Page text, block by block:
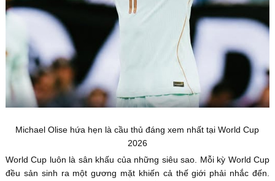
Michael Olise hứa hẹn là cầu thủ đáng xem nhất tại World Cup
2026
World Cup luôn là sân khấu của những siêu sao. Mỗi kỳ World Cup
đều sản sinh ra một gương mặt khiến cả thế giới phải nhắc đến.